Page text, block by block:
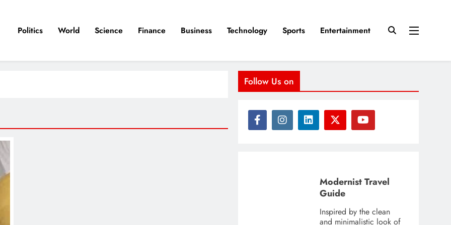
Politics World Science Finance Business Technology Sports Entertainment
Follow Us on
Modernist Travel
Guide
Inspired by the clean
and minimalistic look of